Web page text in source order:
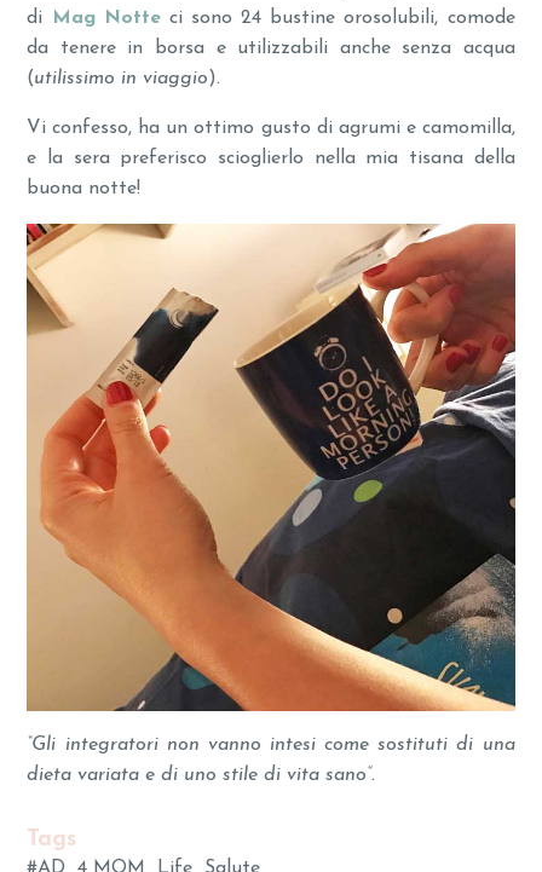
di
Mag Notteci sono 24 bustine orosolubili, comode
da tenere in borsa e utilizzabili anche senza acqua
(utilissimo in viaggio).
Vi confesso, ha un ottimo gusto di agrumi e camomilla,
e la sera preferisco scioglierlo nella mia tisana della
buona notte!
“Gli integratori non vanno intesi come sostituti di una
dieta variata e di uno stile di vita sano”.
Tags